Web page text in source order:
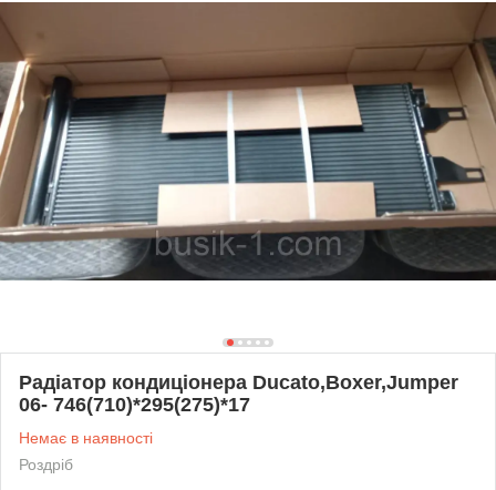
Радіатор кондиціонера Ducato,Boxer,Jumper
06- 746(710)*295(275)*17
Немає в наявності
Роздріб